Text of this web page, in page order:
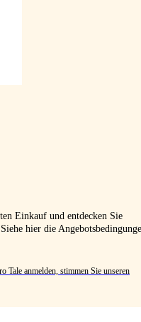
Einkauf und entdecken Sie
hier die
Tale anmelden, stimmen Sie unseren